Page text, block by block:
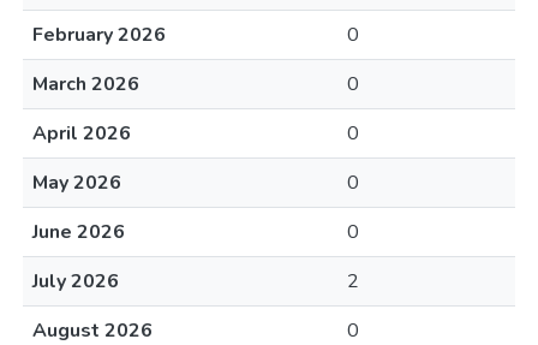
February 2026
0
March 2026
0
April 2026
0
May 2026
0
June 2026
0
July 2026
2
August 2026
0